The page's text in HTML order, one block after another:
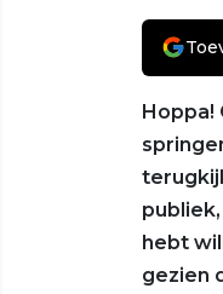
Hoppa!
hebt
gezien